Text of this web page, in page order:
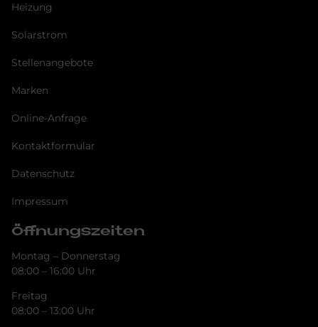
Heizung
Solarstrom
Stellenangebote
Marken
Online-Anfrage
Kontaktformular
Datenschutz
Impressum
Öffnungszeiten
Montag – Donnerstag
08:00 – 16:00 Uhr
Freitag
08:00 – 13:00 Uhr